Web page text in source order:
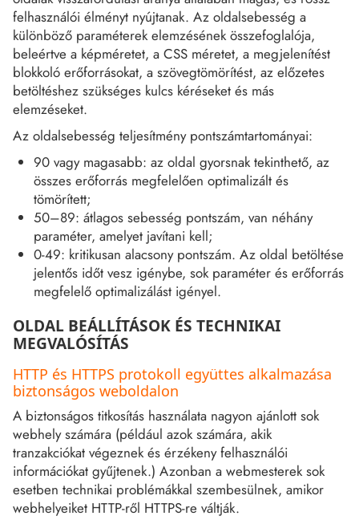
felhasználói élményt nyújtanak. Az oldalsebesség a
különböző paraméterek elemzésének összefoglalója,
beleértve a képméretet, a CSS méretet, a megjelenítést
blokkoló erőforrásokat, a szövegtömörítést, az előzetes
betöltéshez szükséges kulcs kéréseket és más
elemzéseket.
Az oldalsebesség teljesítmény pontszámtartományai:
90 vagy magasabb: az oldal gyorsnak tekinthető, az
összes erőforrás megfelelően optimalizált és
tömörített;
50–89: átlagos sebesség pontszám, van néhány
paraméter, amelyet javítani kell;
0-49: kritikusan alacsony pontszám. Az oldal betöltése
jelentős időt vesz igénybe, sok paraméter és erőforrás
megfelelő optimalizálást igényel.
OLDAL BEÁLLÍTÁSOK ÉS TECHNIKAI
MEGVALÓSÍTÁS
HTTP és HTTPS protokoll együttes alkalmazása
biztonságos weboldalon
A biztonságos titkosítás használata nagyon ajánlott sok
webhely számára (például azok számára, akik
tranzakciókat végeznek és érzékeny felhasználói
információkat gyűjtenek.) Azonban a webmesterek sok
esetben technikai problémákkal szembesülnek, amikor
webhelyeiket HTTP-ről HTTPS-re váltják.